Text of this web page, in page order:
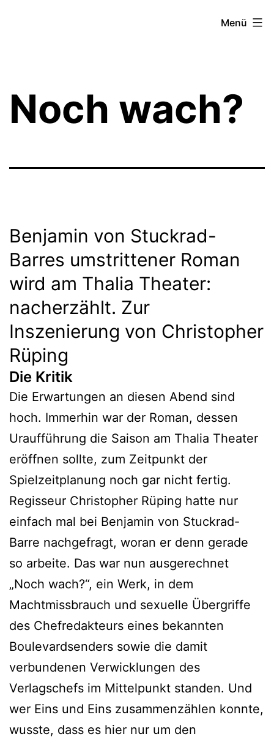
Menü
Noch wach?
Benjamin von Stuckrad-
Barres umstrittener Roman
wird am Thalia Theater:
nacherzählt. Zur
Inszenierung von Christopher
Rüping
Die Kritik
Die Erwartungen an diesen Abend sind
hoch. Immerhin war der Roman, dessen
Uraufführung die Saison am Thalia Theater
eröffnen sollte, zum Zeitpunkt der
Spielzeitplanung noch gar nicht fertig.
Regisseur Christopher Rüping hatte nur
einfach mal bei Benjamin von Stuckrad-
Barre nachgefragt, woran er denn gerade
so arbeite. Das war nun ausgerechnet
„Noch wach?“, ein Werk, in dem
Machtmissbrauch und sexuelle Übergriffe
des Chefredakteurs eines bekannten
Boulevardsenders sowie die damit
verbundenen Verwicklungen des
Verlagschefs im Mittelpunkt standen. Und
wer Eins und Eins zusammenzählen konnte,
wusste, dass es hier nur um den